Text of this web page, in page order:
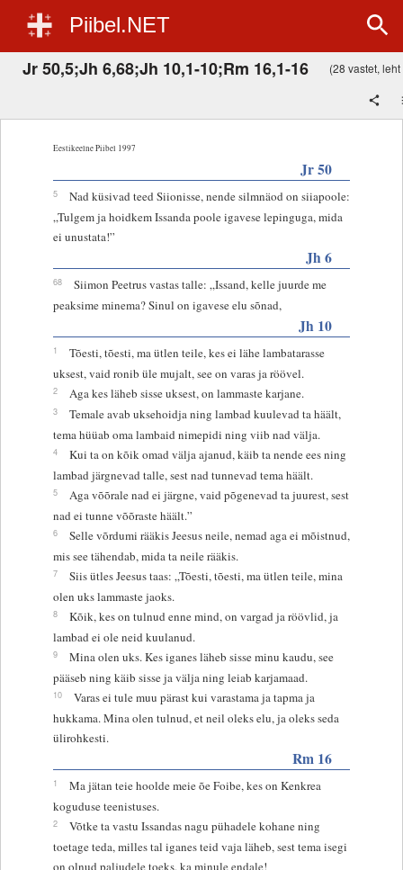
Piibel.NET
Jr 50,5;Jh 6,68;Jh 10,1-10;Rm 16,1-16 (28 vastet, leht
Eestikeelne Piibel 1997
Jr 50
5
Nad küsivad teed Siionisse, nende silmnäod on siiapoole:
„Tulgem ja hoidkem Issanda poole igavese lepinguga, mida
ei unustata!”
Jh 6
68
Siimon Peetrus vastas talle: „Issand, kelle juurde me
peaksime minema? Sinul on igavese elu sõnad,
Jh 10
1
Tõesti, tõesti, ma ütlen teile, kes ei lähe lambatarasse
uksest, vaid ronib üle mujalt, see on varas ja röövel.
2 Aga kes läheb sisse uksest, on lammaste karjane.
3
Temale avab uksehoidja ning lambad kuulevad ta häält,
tema hüüab oma lambaid nimepidi ning viib nad välja.
4
Kui ta on kõik omad välja ajanud, käib ta nende ees ning
lambad järgnevad talle, sest nad tunnevad tema häält.
5
Aga võõrale nad ei järgne, vaid põgenevad ta juurest, sest
nad ei tunne võõraste häält.”
6
Selle võrdumi rääkis Jeesus neile, nemad aga ei mõistnud,
mis see tähendab, mida ta neile rääkis.
7
Siis ütles Jeesus taas: „Tõesti, tõesti, ma ütlen teile, mina
olen uks lammaste jaoks.
8
Kõik, kes on tulnud enne mind, on vargad ja röövlid, ja
lambad ei ole neid kuulanud.
9
Mina olen uks. Kes iganes läheb sisse minu kaudu, see
pääseb ning käib sisse ja välja ning leiab karjamaad.
10
Varas ei tule muu pärast kui varastama ja tapma ja
hukkama. Mina olen tulnud, et neil oleks elu, ja oleks seda
ülirohkesti.
Rm 16
1
Ma jätan teie hoolde meie õe Foibe, kes on Kenkrea
koguduse teenistuses.
2
Võtke ta vastu Issandas nagu pühadele kohane ning
toetage teda, milles tal iganes teid vaja läheb, sest tema isegi
on olnud paljudele toeks, ka minule endale!